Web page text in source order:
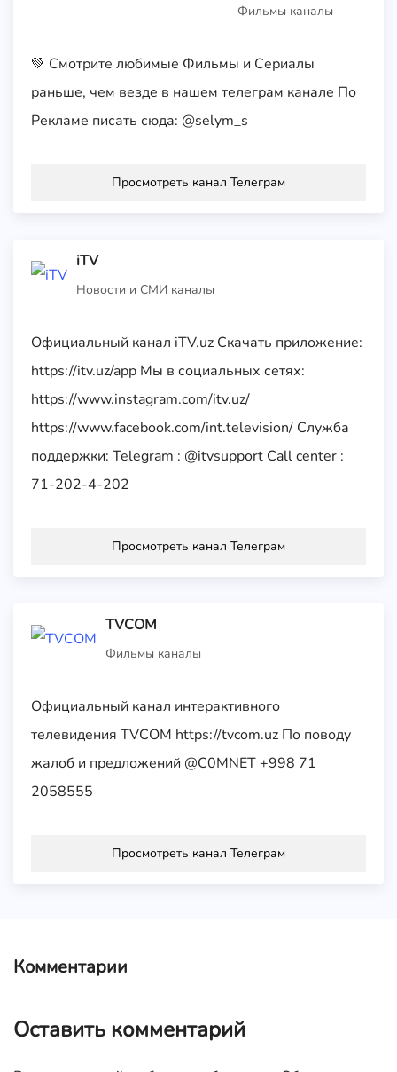
Фильмы каналы
💚 Смотрите любимые Фильмы и Сериалы
раньше, чем везде в нашем телеграм канале По
Рекламе писать сюда: @selym_s
Просмотреть канал Телеграм
iTV
Новости и СМИ каналы
Официальный канал iTV.uz Скачать приложение:
https://itv.uz/app Мы в социальных сетях:
https://www.instagram.com/itv.uz/
https://www.facebook.com/int.television/ Служба
поддержки: Telegram : @itvsupport Call center :
71-202-4-202
Просмотреть канал Телеграм
TVCOM
Фильмы каналы
Официальный канал интерактивного
телевидения TVCOM https://tvcom.uz По поводу
жалоб и предложений @C0MNET +998 71
2058555
Просмотреть канал Телеграм
Комментарии
Оставить комментарий